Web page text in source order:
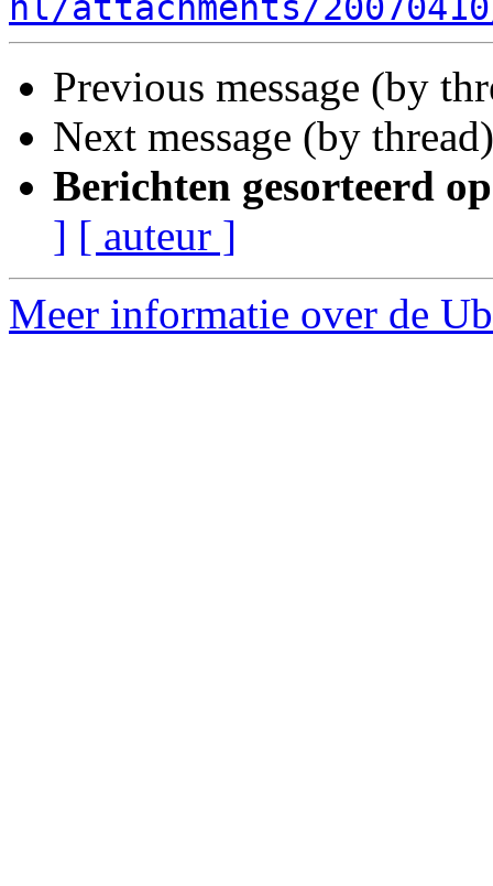
nl/attachments/
Previous message (by
Next message (by
Berichten gesorteerd
] [ auteur ]
Meer informatie over de